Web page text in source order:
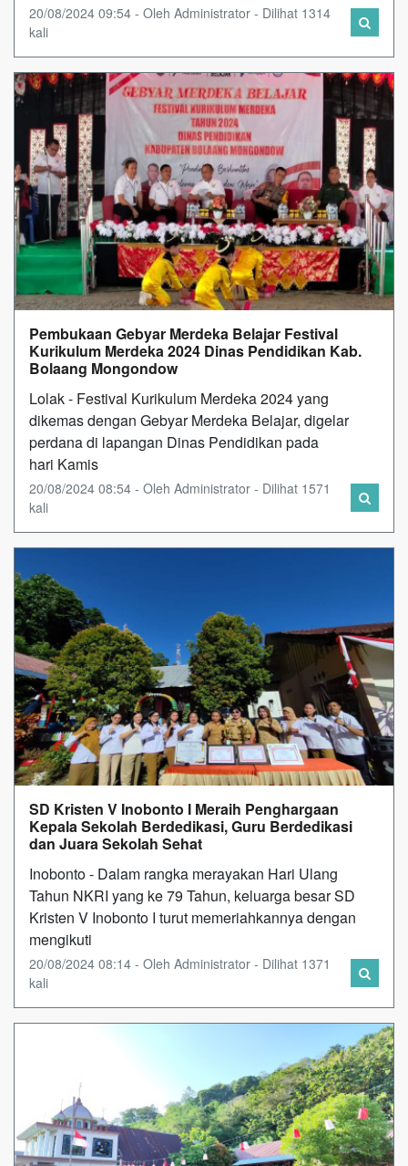
20/08/2024 09:54 - Oleh Administrator - Dilihat 1314
kali
Pembukaan Gebyar Merdeka Belajar Festival
Kurikulum Merdeka 2024 Dinas Pendidikan Kab.
Bolaang Mongondow
Lolak - Festival Kurikulum Merdeka 2024 yang
dikemas dengan Gebyar Merdeka Belajar, digelar
perdana di lapangan Dinas Pendidikan pada
hari Kamis
20/08/2024 08:54 - Oleh Administrator - Dilihat 1571
kali
SD Kristen V Inobonto I Meraih Penghargaan
Kepala Sekolah Berdedikasi, Guru Berdedikasi
dan Juara Sekolah Sehat
Inobonto - Dalam rangka merayakan Hari Ulang
Tahun NKRI yang ke 79 Tahun, keluarga besar SD
Kristen V Inobonto I turut memeriahkannya dengan
mengikuti
20/08/2024 08:14 - Oleh Administrator - Dilihat 1371
kali